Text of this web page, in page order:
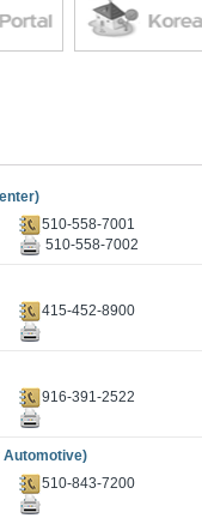
510-558-7001
510-558-7002
415-452-8900
916-391-2522
Automotive)
510-843-7200